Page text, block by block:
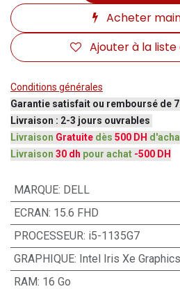
Acheter
Ajouter à la liste
Conditions générales
Garantie satisfait ou remboursé de
Livraison : 2-3 jours ouvrables
Livraison Gratuite dès 500 DH
Livraison 30 dh pour achat -500 DH
MARQUE: DELL
ECRAN: 15.6 FHD
PROCESSEUR: i5-1135G7
GRAPHIQUE: Intel Iris Xe Graphics
RAM: 16 Go